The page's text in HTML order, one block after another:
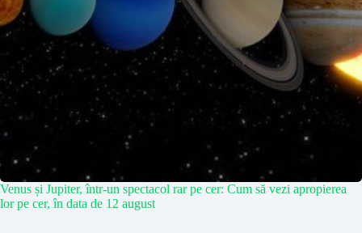
Venus și Jupiter, într-un spectacol rar pe cer: Cum să vezi apropierea
lor pe cer, în data de 12 august